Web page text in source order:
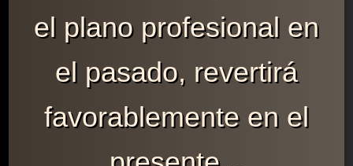
el plano profesional en
el pasado, revertirá
favorablemente en el